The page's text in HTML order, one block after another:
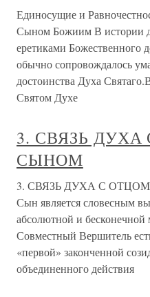
Единосущие и
Сыном Божиим В истории
еретиками Божественного
обычно сопровождалось
достоинства Духа
Святом Духе
3. СВЯЗЬ
СЫНОМ
3. СВЯЗЬ ДУХА С
Сын является словесным
абсолютной и
Совместный Вершитель
«первой» законченной
объединенного действия